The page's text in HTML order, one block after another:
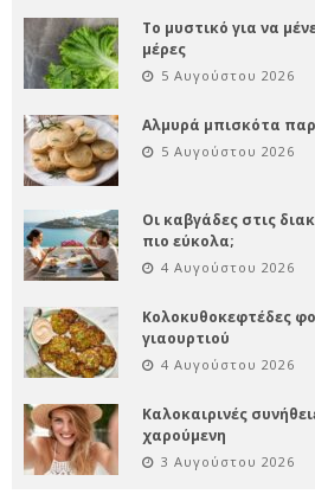
Το μυστικό για να
μέρες
5 Αυγούστου 2026
Αλμυρά μπισκότα
5 Αυγούστου 2026
Οι καβγάδες στις
πιο εύκολα;
4 Αυγούστου 2026
Κολοκυθοκεφτέδες
γιαουρτιού
4 Αυγούστου 2026
Καλοκαιρινές
χαρούμενη
3 Αυγούστου 2026